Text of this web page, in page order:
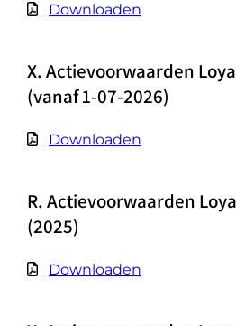
Downloaden
X. Actievoorwaarden
(vanaf 1-07-2026)
Downloaden
R. Actievoorwaarden
(2025)
Downloaden